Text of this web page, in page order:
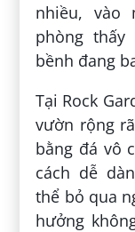
nhiều, vào
phòng thấy
bềnh đang
Tại Rock
vườn rộng
bằng đá vô
cách dễ
thể bỏ qua
hưởng